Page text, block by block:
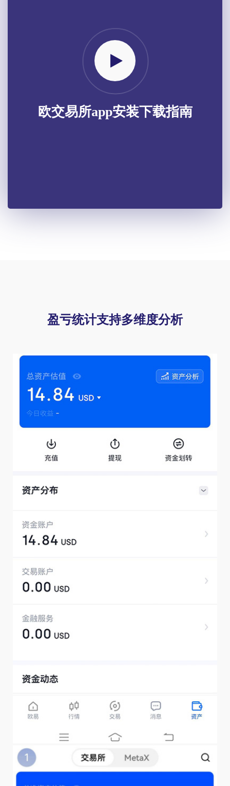
欧交易所app安装下载指南
盈亏统计支持多维度分析